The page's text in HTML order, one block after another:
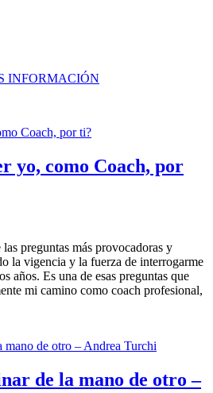
INFORMACIÓN
yo, como Coach, por
preguntas más provocadoras y
la vigencia y la fuerza de interrogarme
años. Es una de esas preguntas que
mi camino como coach profesional,
de la mano de otro –